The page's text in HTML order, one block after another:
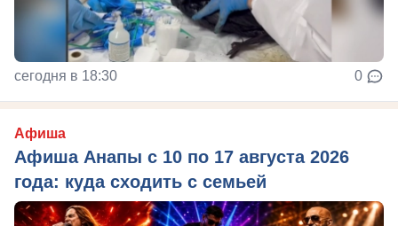
сегодня в 18:30 0
Афиша
Афиша Анапы с 10 по 17 августа 2026
года: куда сходить с семьей